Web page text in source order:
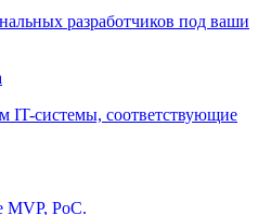
разработчиков под ваши
IT-системы, соответствующие
MVP, PoC.